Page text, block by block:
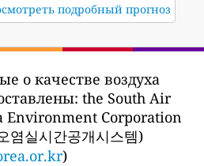
подробный прогноз
о качестве воздуха
the South Air
Environment Corporation
염실시간공개시스템)
)